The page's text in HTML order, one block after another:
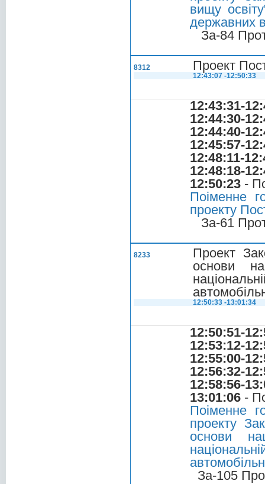
вищу
державних
За-84
8312 Проект
12:43:07 -12:50:33
12:43:31-
12:44:30-
12:44:40-
12:45:57-
12:48:11-
12:48:18-
12:50:23 -
Поіменне
проекту
За-61
8233
Проект
основи
12:50:33 -13:01:34
12:50:51-
12:53:12-
12:55:00-
12:56:32-
12:58:56-
13:01:06 -
Поіменне
проекту
основи
За-105